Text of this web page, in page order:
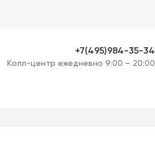
+7(495)984-35-34
Kолл-центр ежедневно 9:00 – 20:00